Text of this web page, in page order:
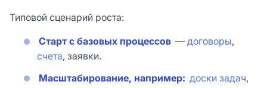
Типовой сценарий роста:
Старт с базовых процессов — договоры,
счета, заявки.
Масштабирование, например: доски задач,